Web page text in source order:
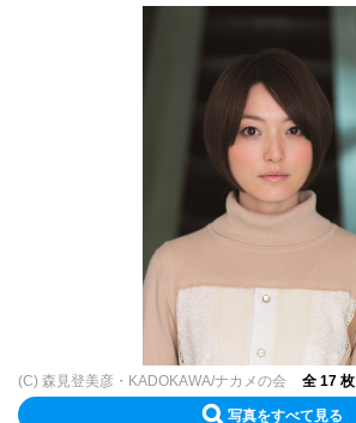
(C) 森見登美彦・KADOKAWA/ナカメの会 全 17 枚
写真をすべて見る